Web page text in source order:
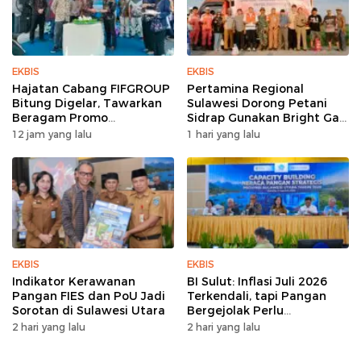
EKBIS
Hajatan Cabang FIFGROUP
Bitung Digelar, Tawarkan
Beragam Promo
Pembiayaan untuk Warga
12 jam yang lalu
EKBIS
Pertamina Regional
Sulawesi Dorong Petani
Sidrap Gunakan Bright Gas
untuk Pompa Irigasi
1 hari yang lalu
EKBIS
Indikator Kerawanan
Pangan FIES dan PoU Jadi
Sorotan di Sulawesi Utara
2 hari yang lalu
EKBIS
BI Sulut: Inflasi Juli 2026
Terkendali, tapi Pangan
Bergejolak Perlu
Diwaspadai
2 hari yang lalu